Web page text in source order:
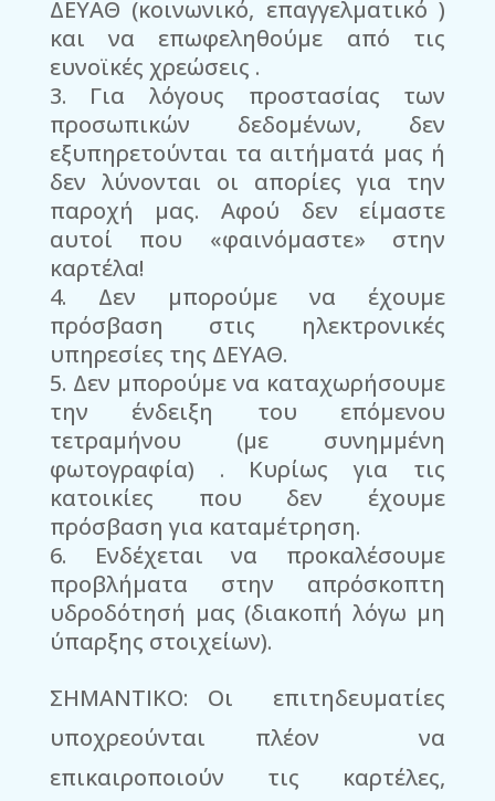
ΔΕΥΑΘ (κοινωνικό, επαγγελματικό )
και να επωφεληθούμε από τις
ευνοϊκές χρεώσεις .
Για λόγους προστασίας των
προσωπικών δεδομένων, δεν
εξυπηρετούνται τα αιτήματά μας ή
δεν λύνονται οι απορίες για την
παροχή μας. Αφού δεν είμαστε
αυτοί που «φαινόμαστε» στην
καρτέλα!
Δεν μπορούμε να έχουμε
πρόσβαση στις ηλεκτρονικές
υπηρεσίες της ΔΕΥΑΘ.
Δεν μπορούμε να καταχωρήσουμε
την ένδειξη του επόμενου
τετραμήνου (με συνημμένη
φωτογραφία) . Κυρίως για τις
κατοικίες που δεν έχουμε
πρόσβαση για καταμέτρηση.
Ενδέχεται να προκαλέσουμε
προβλήματα στην απρόσκοπτη
υδροδότησή μας (διακοπή λόγω μη
ύπαρξης στοιχείων).
ΣΗΜΑΝΤΙΚΟ: Οι επιτηδευματίες
υποχρεούνται πλέον να
επικαιροποιούν τις καρτέλες,